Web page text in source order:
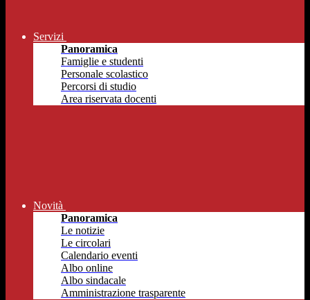
Servizi
Panoramica
Famiglie e studenti
Personale scolastico
Percorsi di studio
Area riservata docenti
Novità
Panoramica
Le notizie
Le circolari
Calendario eventi
Albo online
Albo sindacale
Amministrazione trasparente